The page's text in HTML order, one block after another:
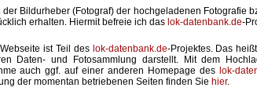
der Bildurheber (Fotograf) der hochgeladenen Fotografie
erhalten. Hiermit befreie ich das lok-datenbank.de-
ist Teil des lok-datenbank.de-Projektes. Das
Daten- und Fotosammlung darstellt. Mit dem
auch ggf. auf einer anderen Homepage des lok-
der momentan betriebenen Seiten finden Sie hier.